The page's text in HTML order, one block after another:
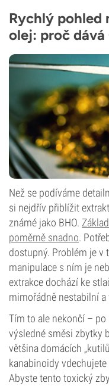
Rychlý pohled
olej: proč dává
Než se podíváme
si nejdřív přiblížit
známé jako BHO.
poměrně snadno.
dostupný. Problém je v
manipulace s ním je
extrakce dochází ke
mimořádně nestabilní
Tím to ale nekončí –
výsledné směsi zbytky
většina domácích
kanabinoidy
Abyste tento toxický